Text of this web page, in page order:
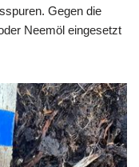
Gegen die
Neemöl eingesetzt